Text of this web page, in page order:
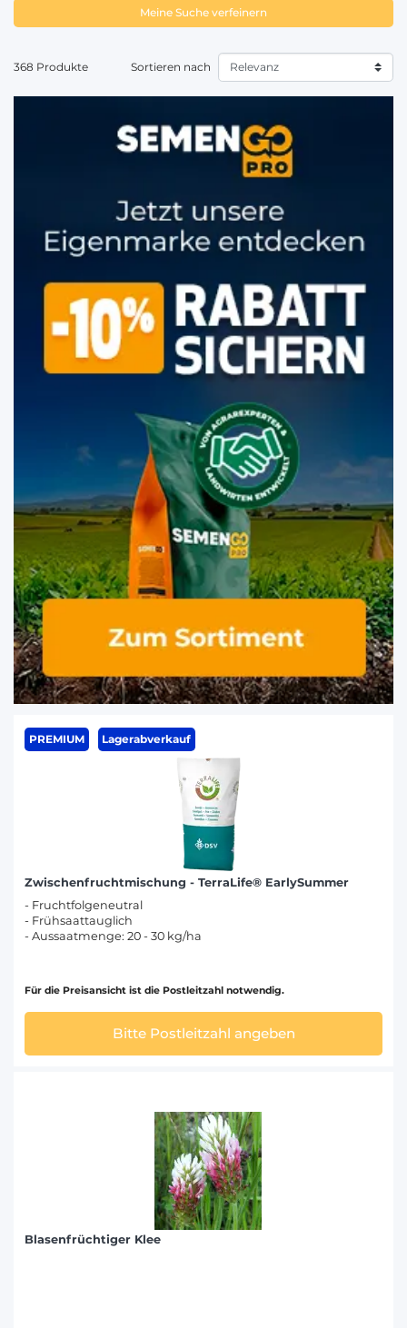
Meine Suche verfeinern
368 Produkte Sortieren nach
PREMIUM Lagerabverkauf
Zwischenfruchtmischung - TerraLife® EarlySummer
- Fruchtfolgeneutral
- Frühsaattauglich
- Aussaatmenge: 20 - 30 kg/ha
Für die Preisansicht ist die Postleitzahl notwendig.
Bitte Postleitzahl angeben
Blasenfrüchtiger Klee